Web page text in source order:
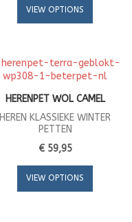
VIEW OPTIONS
HERENPET WOL CAMEL
HEREN KLASSIEKE WINTER
PETTEN
€ 59,95
VIEW OPTIONS